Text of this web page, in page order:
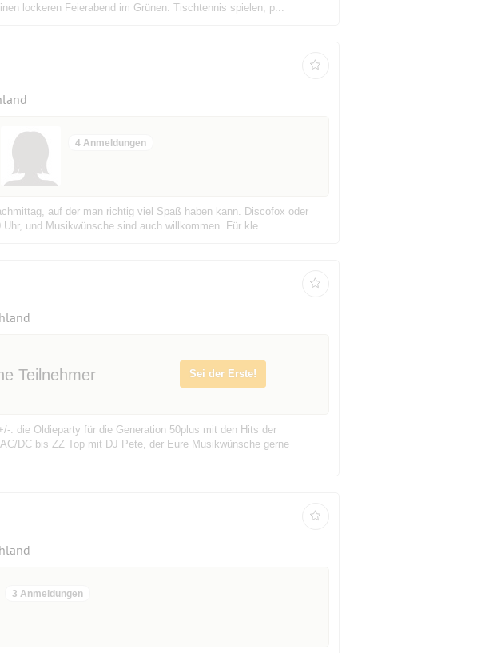
lockeren Feierabend im Grünen: Tischtennis spielen, p...
4 Anmeldungen
auf der man richtig viel Spaß haben kann. Discofox oder
und Musikwünsche sind auch willkommen. Für kle...
Teilnehmer Sei der Erste!
: die Oldieparty für die Generation 50plus mit den Hits der
DC bis ZZ Top mit DJ Pete, der Eure Musikwünsche gerne
3 Anmeldungen